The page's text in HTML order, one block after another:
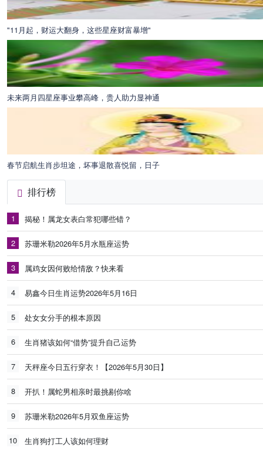
"11月起，财运大翻身，这些星座财富暴增"
未来两月四星座事业攀高峰，贵人助力显神通
春节启航生肖步坦途，坏事退散喜悦留，日子
排行榜
1 揭秘！属龙女表白常犯哪些错？
2 苏珊米勒2026年5月水瓶座运势
3 属鸡女因何败给情敌？快来看
4 易鑫今日生肖运势2026年5月16日
5 处女女分手的根本原因
6 生肖猪该如何“借势”提升自己运势
7 天秤座今日五行穿衣！【2026年5月30日】
8 开扒！属蛇男相亲时最挑剔你啥
9 苏珊米勒2026年5月双鱼座运势
10 生肖狗打工人该如何理财